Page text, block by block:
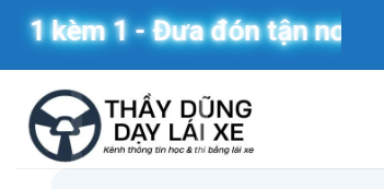
Skip
content
- Đưa đón tận nơi